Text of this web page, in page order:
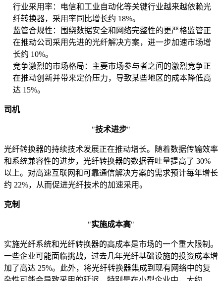
行业采用率：电信和工业自动化等关键行业越来越依赖光
纤转换器，采用率同比增长约 18%。
监管合规性：围绕数据安全和网络完整性的更严格监管正
在推动公司采用先进的光纤解决方案，进一步加速市场增
长约 10%。
竞争激烈的市场格局：主要市场参与者之间的激烈竞争正
在推动创新并带来定价压力，导致某些地区的成本降低高
达 15%。
司机
"技术进步"
光纤转换器的持续技术发展正在推动增长。随着数据传输效率
和系统兼容性的进步，光纤转换器的数据吞吐量提高了 30%
以上。对高速互联网和可靠通信解决方案的需求预计每年增长
约 22%，从而促进光纤技术的加速采用。
克制
"实施成本高"
实施光纤系统和光纤转换器的高成本是市场的一个重大限制。
一些企业可能面临挑战，过去几年光纤基础设施的投资成本增
加了高达 25%。此外，将光纤转换器集成到现有网络中的复